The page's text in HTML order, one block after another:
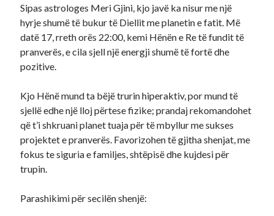
Sipas astrologes Meri Gjini, kjo javë ka nisur me një
hyrje shumë të bukur të Diellit me planetin e fatit. Më
datë 17, rreth orës 22:00, kemi Hënën e Re të fundit të
pranverës, e cila sjell një energji shumë të fortë dhe
pozitive.
Kjo Hënë mund ta bëjë trurin hiperaktiv, por mund të
sjellë edhe një lloj përtese fizike; prandaj rekomandohet
që t’i shkruani planet tuaja për të mbyllur me sukses
projektet e pranverës. Favorizohen të gjitha shenjat, me
fokus te siguria e familjes, shtëpisë dhe kujdesi për
trupin.
Parashikimi për secilën shenjë: